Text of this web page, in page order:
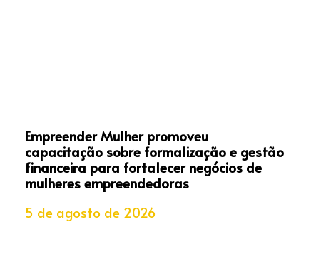
Empreender Mulher promoveu
capacitação sobre formalização e gestão
financeira para fortalecer negócios de
mulheres empreendedoras
5 de agosto de 2026